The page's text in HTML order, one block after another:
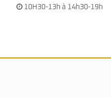
10H30-13h à 14h30-19h